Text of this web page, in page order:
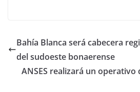
Bahía Blanca será cabecera
del sudoeste bonaerense
ANSES realizará un operativo